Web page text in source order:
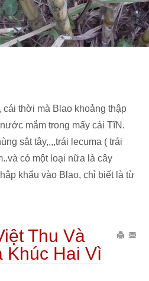
thời mà Blao khoảng thập
mắm trong mấy cái TĩN.
sắt tây,,,,trái lecuma ( trái
có một loại nữa là cây
khẩu vào Blao, chỉ biết là từ
Thu Và
Hai Vì